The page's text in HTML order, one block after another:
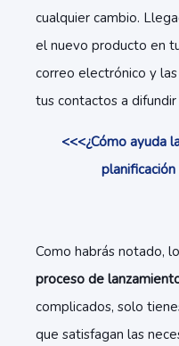
cualquier cambio.
el nuevo producto en
correo electrónico y
tus contactos a
<<<¿Cómo ayuda
Como habrás notado,
proceso de
complicados, solo
que satisfagan las